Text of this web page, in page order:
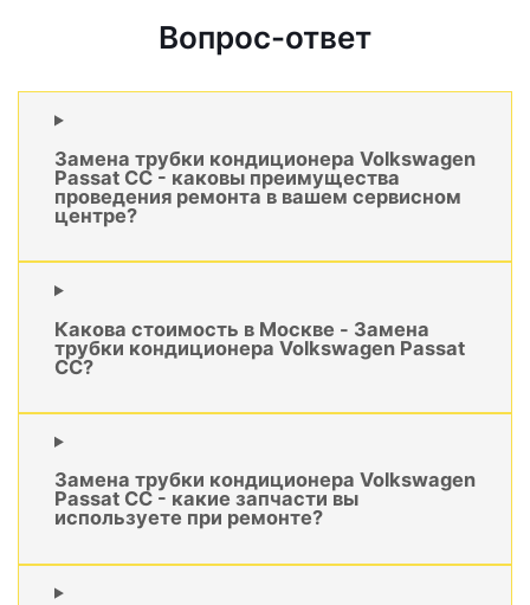
Вопрос-ответ
Замена трубки кондиционера Volkswagen
Passat CC - каковы преимущества
проведения ремонта в вашем сервисном
центре?
Какова стоимость в Москве - Замена
трубки кондиционера Volkswagen Passat
CC?
Замена трубки кондиционера Volkswagen
Passat CC - какие запчасти вы
используете при ремонте?